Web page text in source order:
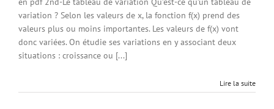
variation ? Selon les valeurs de x, la fonction f(x) prend des
valeurs plus ou moins importantes. Les valeurs de f(x) vont
donc variées. On étudie ses variations en y associant deux
situations : croissance ou [...]
Lire la suite